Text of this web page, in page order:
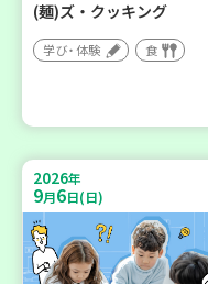
(麺)ズ・クッキング
学び・体験 食
2026年
9月6日(日)